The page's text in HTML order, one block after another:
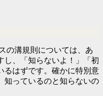
の溝規則については、あ
し、「知らないよ！」「初
るはずです。確かに特別意
知っているのと知らないの